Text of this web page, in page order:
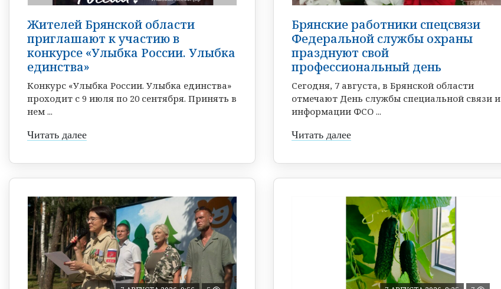
Жителей Брянской области
приглашают к участию в
конкурсе «Улыбка России. Улыбка
единства»
Конкурс «Улыбка России. Улыбка единства»
проходит с 9 июля по 20 сентября. Принять в
нем ...
Читать далее
Брянские работники спецсвязи
Федеральной службы охраны
празднуют свой
профессиональный день
Сегодня, 7 августа, в Брянской области
отмечают День службы специальной связи и
информации ФСО ...
Читать далее